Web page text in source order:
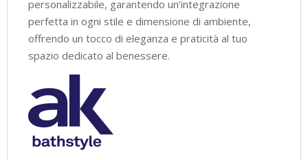
personalizzabile, garantendo un’integrazione
perfetta in ogni stile e dimensione di ambiente,
offrendo un tocco di eleganza e praticità al tuo
spazio dedicato al benessere.